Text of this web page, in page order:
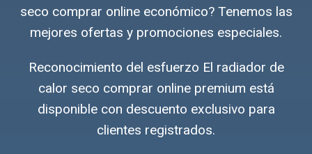
seco comprar online económico? Tenemos las
mejores ofertas y promociones especiales.
Reconocimiento del esfuerzo El radiador de
calor seco comprar online premium está
disponible con descuento exclusivo para
clientes registrados.